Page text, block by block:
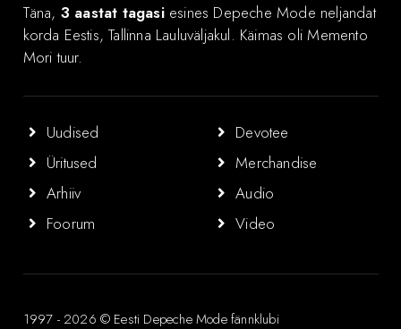
Täna, 3 aastat tagasiesines Depeche Mode neljandat
korda Eestis, Tallinna Lauluväljakul. Käimas oli Memento
Mori tuur.
Uudised
Üritused
Arhiiv
Foorum
Devotee
Merchandise
Audio
Video
1997 - 2026 © Eesti Depeche Mode fännklubi